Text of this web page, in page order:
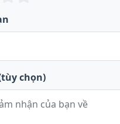
chọn)